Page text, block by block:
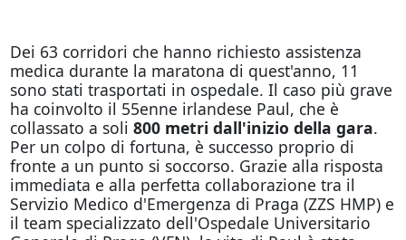
Dei 63 corridori che hanno richiesto assistenza
medica durante la maratona di quest'anno, 11
sono stati trasportati in ospedale. Il caso più grave
ha coinvolto il 55enne irlandese Paul, che è
collassato a soli 800 metri dall'inizio della gara.
Per un colpo di fortuna, è successo proprio di
fronte a un punto si soccorso. Grazie alla risposta
immediata e alla perfetta collaborazione tra il
Servizio Medico d'Emergenza di Praga (ZZS HMP) e
il team specializzato dell'Ospedale Universitario